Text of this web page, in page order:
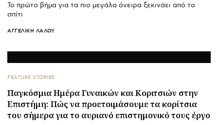
Το πρώτο βήμα για τα πιο μεγάλα όνειρα ξεκινάει από το
σπίτι
ΑΓΓΕΛΙΚΉ ΛΆΛΟΥ
FEATURE STORIES
Παγκόσμια Ημέρα Γυναικών και Κοριτσιών στην
Επιστήμη: Πώς να προετοιμάσουμε τα κορίτσια
του σήμερα για το αυριανό επιστημονικό τους έργο